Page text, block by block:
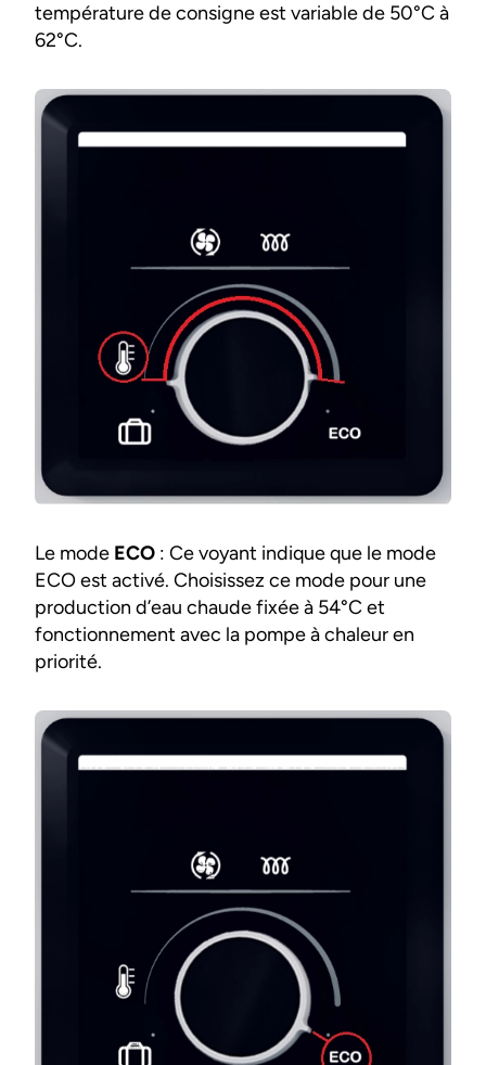
température de consigne est variable de 50°C à
62°C.
Le mode ECO : Ce voyant indique que le mode
ECO est activé. Choisissez ce mode pour une
production d’eau chaude fixée à 54°C et
fonctionnement avec la pompe à chaleur en
priorité.